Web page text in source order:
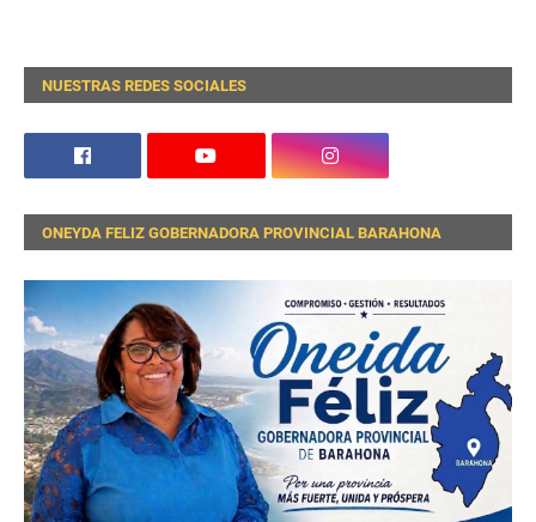
NUESTRAS REDES SOCIALES
ONEYDA FELIZ GOBERNADORA PROVINCIAL BARAHONA